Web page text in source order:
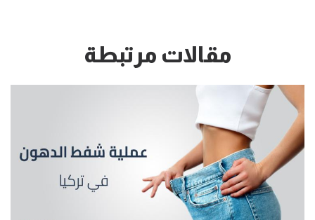
مقالات مرتبطة